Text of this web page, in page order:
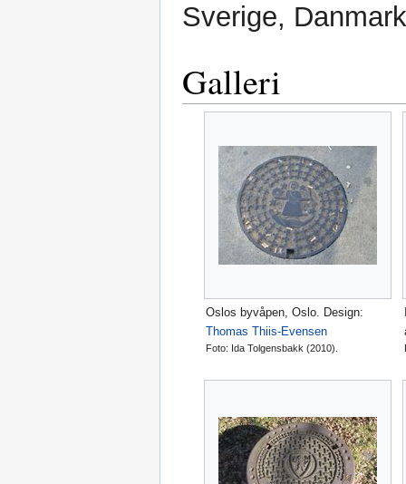
Sverige,
Galleri
Oslos byvåpen, Oslo. Design:
Thomas Thiis-Evensen
Foto: Ida Tolgensbakk (2010).